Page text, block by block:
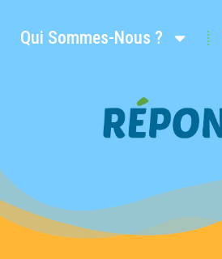
Qui Sommes-Nous ?